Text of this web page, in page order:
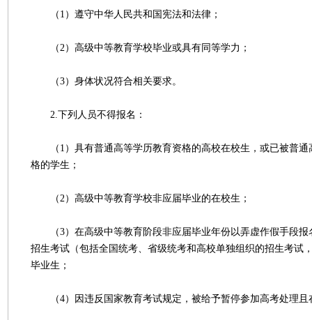
（1）遵守中华人民共和国宪法和法律；
（2）高级中等教育学校毕业或具有同等学力；
（3）身体状况符合相关要求。
2.下列人员不得报名：
（1）具有普通高等学历教育资格的高校在校生，或已被普通
格的学生；
（2）高级中等教育学校非应届毕业的在校生；
（3）在高级中等教育阶段非应届毕业年份以弄虚作假手段报
招生考试（包括全国统考、省级统考和高校单独组织的招生考试
毕业生；
（4）因违反国家教育考试规定，被给予暂停参加高考处理且